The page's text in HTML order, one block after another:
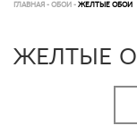
ГЛАВНАЯ - ОБОИ - ЖЕЛТЫЕ ОБОИ
ЖЕЛТЫЕ